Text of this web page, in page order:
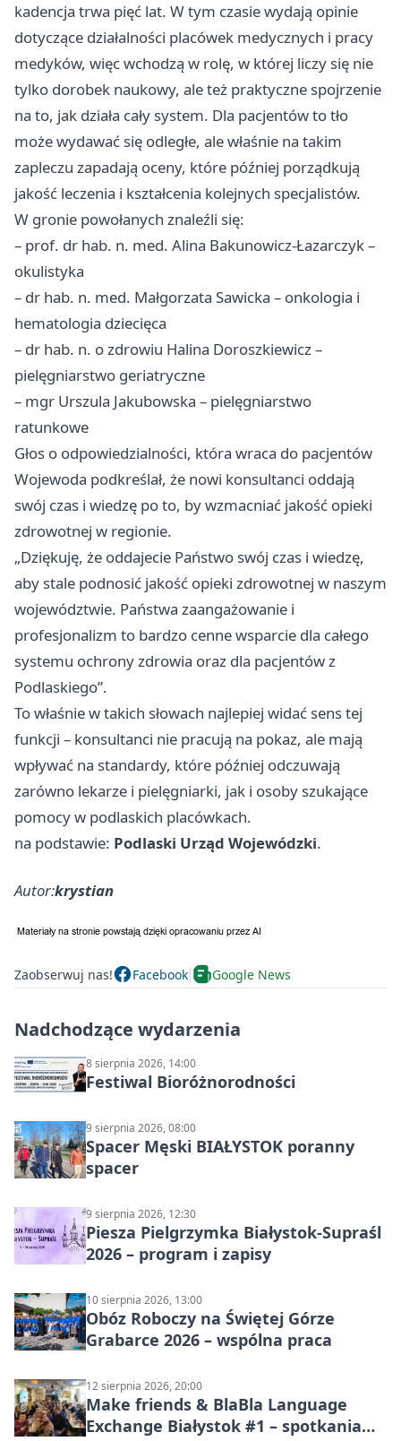
kadencja trwa pięć lat. W tym czasie wydają opinie
dotyczące działalności placówek medycznych i pracy
medyków, więc wchodzą w rolę, w której liczy się nie
tylko dorobek naukowy, ale też praktyczne spojrzenie
na to, jak działa cały system. Dla pacjentów to tło
może wydawać się odległe, ale właśnie na takim
zapleczu zapadają oceny, które później porządkują
jakość leczenia i kształcenia kolejnych specjalistów.
W gronie powołanych znaleźli się:
– prof. dr hab. n. med. Alina Bakunowicz-Łazarczyk –
okulistyka
– dr hab. n. med. Małgorzata Sawicka – onkologia i
hematologia dziecięca
– dr hab. n. o zdrowiu Halina Doroszkiewicz –
pielęgniarstwo geriatryczne
– mgr Urszula Jakubowska – pielęgniarstwo
ratunkowe
Głos o odpowiedzialności, która wraca do pacjentów
Wojewoda podkreślał, że nowi konsultanci oddają
swój czas i wiedzę po to, by wzmacniać jakość opieki
zdrowotnej w regionie.
„Dziękuję, że oddajecie Państwo swój czas i wiedzę,
aby stale podnosić jakość opieki zdrowotnej w naszym
województwie. Państwa zaangażowanie i
profesjonalizm to bardzo cenne wsparcie dla całego
systemu ochrony zdrowia oraz dla pacjentów z
Podlaskiego”.
To właśnie w takich słowach najlepiej widać sens tej
funkcji – konsultanci nie pracują na pokaz, ale mają
wpływać na standardy, które później odczuwają
zarówno lekarze i pielęgniarki, jak i osoby szukające
pomocy w podlaskich placówkach.
na podstawie: Podlaski Urząd Wojewódzki.
Autor:krystian
Zaobserwuj nas! Facebook Google News
Nadchodzące wydarzenia
8 sierpnia 2026, 14:00
Festiwal Bioróżnorodności
9 sierpnia 2026, 08:00
Spacer Męski BIAŁYSTOK poranny
spacer
9 sierpnia 2026, 12:30
Piesza Pielgrzymka Białystok-Supraśl
2026 – program i zapisy
10 sierpnia 2026, 13:00
Obóz Roboczy na Świętej Górze
Grabarce 2026 – wspólna praca
12 sierpnia 2026, 20:00
Make friends & BlaBla Language
Exchange Białystok #1 – spotkania